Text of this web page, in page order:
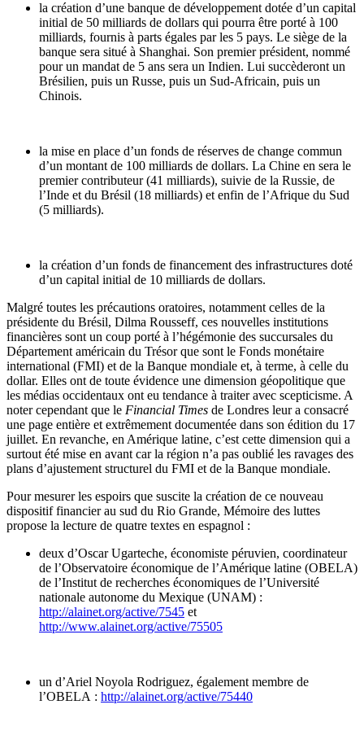
la création d’une banque de développement dotée d’un capital
initial de 50 milliards de dollars qui pourra être porté à 100
milliards, fournis à parts égales par les 5 pays. Le siège de la
banque sera situé à Shanghai. Son premier président, nommé
pour un mandat de 5 ans sera un Indien. Lui succèderont un
Brésilien, puis un Russe, puis un Sud-Africain, puis un
Chinois.
la mise en place d’un fonds de réserves de change commun
d’un montant de 100 milliards de dollars. La Chine en sera le
premier contributeur (41 milliards), suivie de la Russie, de
l’Inde et du Brésil (18 milliards) et enfin de l’Afrique du Sud
(5 milliards).
la création d’un fonds de financement des infrastructures doté
d’un capital initial de 10 milliards de dollars.
Malgré toutes les précautions oratoires, notamment celles de la
présidente du Brésil, Dilma Rousseff, ces nouvelles institutions
financières sont un coup porté à l’hégémonie des succursales du
Département américain du Trésor que sont le Fonds monétaire
international (FMI) et de la Banque mondiale et, à terme, à celle du
dollar. Elles ont de toute évidence une dimension géopolitique que
les médias occidentaux ont eu tendance à traiter avec scepticisme. A
noter cependant que le Financial Times de Londres leur a consacré
une page entière et extrêmement documentée dans son édition du 17
juillet. En revanche, en Amérique latine, c’est cette dimension qui a
surtout été mise en avant car la région n’a pas oublié les ravages des
plans d’ajustement structurel du FMI et de la Banque mondiale.
Pour mesurer les espoirs que suscite la création de ce nouveau
dispositif financier au sud du Rio Grande, Mémoire des luttes
propose la lecture de quatre textes en espagnol :
deux d’Oscar Ugarteche, économiste péruvien, coordinateur
de l’Observatoire économique de l’Amérique latine (OBELA)
de l’Institut de recherches économiques de l’Université
nationale autonome du Mexique (UNAM) :
http://alainet.org/active/7545 et
http://www.alainet.org/active/75505
un d’Ariel Noyola Rodriguez, également membre de
l’OBELA : http://alainet.org/active/75440